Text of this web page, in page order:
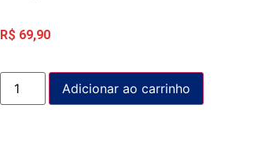
R$ 69,90
Adicionar ao carrinho